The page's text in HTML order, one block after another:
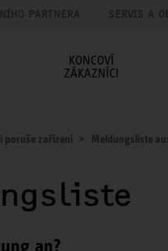
PARTNERA SERVIS A
KONCOVÍ
ZÁKAZNÍCI
poruše zařízení Meldungsliste
an?